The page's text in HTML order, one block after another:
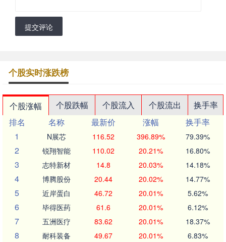
提交评论
个股实时涨跌榜
个股涨幅 个股跌幅 个股流入 个股流出
换手率
排名
名称 最新价 涨幅
换手率
1
N展芯 116.52 396.89% 79.39%
2 锐翔智能 110.02 20.21% 16.80%
3 志特新材 14.8 20.03% 14.18%
4 博腾股份 20.44 20.02% 14.77%
5 近岸蛋白 46.72 20.01% 5.62%
6 毕得医药 61.6 20.01% 6.12%
7 五洲医疗 83.62 20.01% 18.37%
8 耐科装备 49.67 20.01% 6.83%